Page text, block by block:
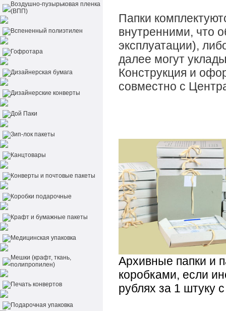
Воздушно-пузырьковая пленка
(ВПП)
Вспененный полиэтилен
Гофротара
Дизайнерская бумага
Дизайнерские конверты
Дой Паки
Зип-лок пакеты
Канцтовары
Конверты и почтовые пакеты
Коробки подарочные
Крафт и бумажные пакеты
Медицинская упаковка
Мешки (крафт, ткань,
полипропилен)
Печать конвертов
Подарочная упаковка
Папки
внутренними, что
эксплуатации),
далее могут
Конструкция и
совместно с
Архивные папки и
коробками, если
рублях за 1 штуку